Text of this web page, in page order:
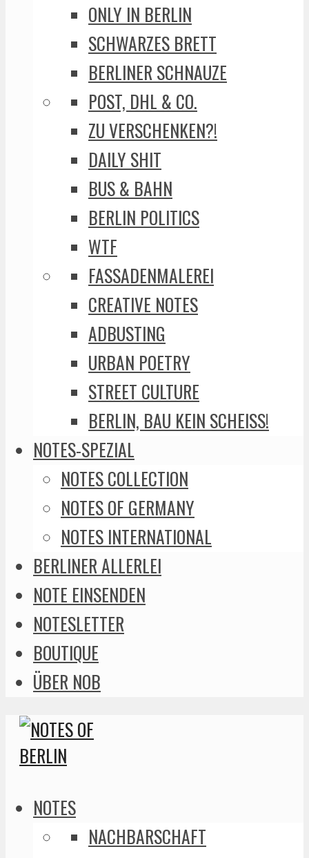
ONLY IN BERLIN
SCHWARZES BRETT
BERLINER SCHNAUZE
POST, DHL & CO.
ZU VERSCHENKEN?!
DAILY SHIT
BUS & BAHN
BERLIN POLITICS
WTF
FASSADENMALEREI
CREATIVE NOTES
ADBUSTING
URBAN POETRY
STREET CULTURE
BERLIN, BAU KEIN SCHEISS!
NOTES-SPEZIAL
NOTES COLLECTION
NOTES OF GERMANY
NOTES INTERNATIONAL
BERLINER ALLERLEI
NOTE EINSENDEN
NOTESLETTER
BOUTIQUE
ÜBER NOB
NOTES
NACHBARSCHAFT